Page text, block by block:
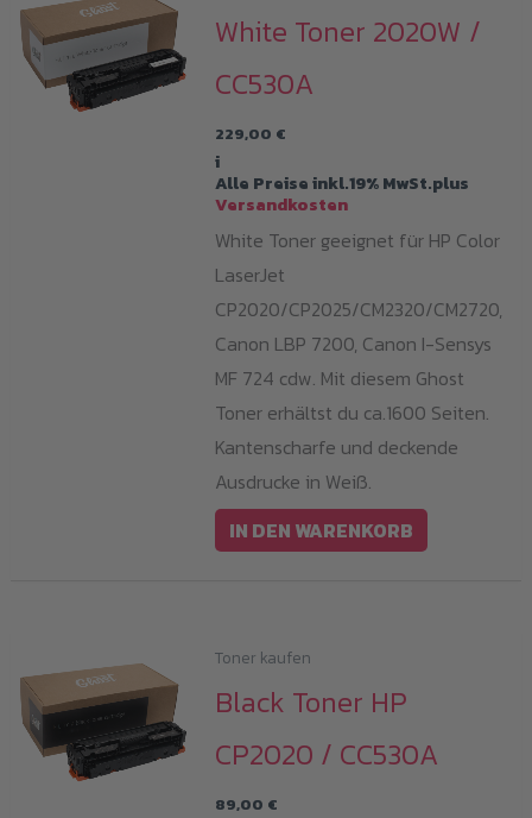
White Toner 2020W /
CC530A
229,00 €
i
Alle Preise inkl.19% MwSt.plus
Versandkosten
White Toner geeignet für HP Color
LaserJet
CP2020/CP2025/CM2320/CM2720,
Canon LBP 7200, Canon I-Sensys
MF 724 cdw. Mit diesem Ghost
Toner erhältst du ca.1600 Seiten.
Kantenscharfe und deckende
Ausdrucke in Weiß.
IN DEN WARENKORB
Toner kaufen
Black Toner HP
CP2020 / CC530A
89,00 €